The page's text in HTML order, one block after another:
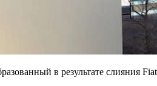
в результате слияния